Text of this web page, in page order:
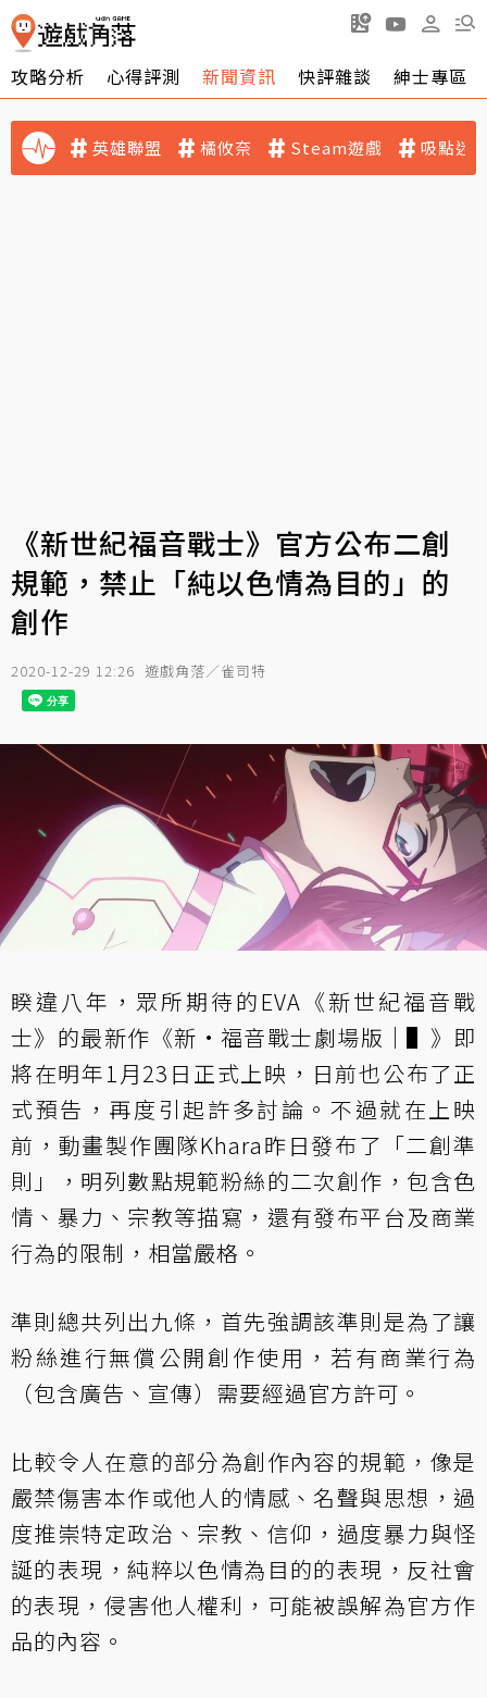
攻略分析 心得評測 新聞資訊 快評雜談 紳士專區
英雄聯盟 橘攸奈 Steam遊戲 吸點迷
《新世紀福音戰士》官方公布二創
規範，禁止「純以色情為目的」的
創作
2020-12-29 12:26 遊戲角落／雀司特
睽違八年，眾所期待的EVA《新世紀福音戰
士》的最新作《新·福音戰士劇場版│▌》即
將在明年1月23日正式上映，日前也公布了正
式預告，再度引起許多討論。不過就在上映
前，動畫製作團隊Khara昨日發布了 「二創準
則」
，明列數點規範粉絲的二次創作，包含色
情、暴力、宗教等描寫，還有發布平台及商業
行為的限制，相當嚴格。
準則總共列出九條，首先強調該準則是為了讓
粉絲進行無償公開創作使用，若有商業行為
（包含廣告、宣傳）需要經過官方許可。
比較令人在意的部分為創作內容的規範，像是
嚴禁傷害本作或他人的情感、名聲與思想，過
度推崇特定政治、宗教、信仰，過度暴力與怪
誕的表現，純粹以色情為目的的表現，反社會
的表現，侵害他人權利，可能被誤解為官方作
品的內容。